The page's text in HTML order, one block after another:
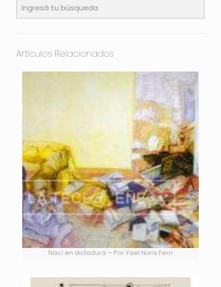
Artículos Relacionados
Nací en dictadura – Por Yael Noris Ferri